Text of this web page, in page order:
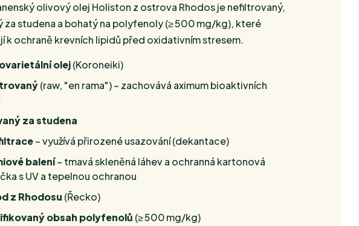
olivový olej Holiston z ostrova Rhodos je nefiltrovaný,
za studena a bohatý na polyfenoly (≥ 500 mg/kg), které
k ochraně krevních lipidů před oxidativním stresem.
olej(Koroneiki)
(raw, "en rama") – zachovává aximum bioaktivních
za studena
– využívá přirozené usazování (dekantace)
balení– tmavá skleněná láhev a ochranná kartonová
s UV a tepelnou ochranou
z Rhodosu (Řecko)
obsah polyfenolů (≥ 500 mg/kg)